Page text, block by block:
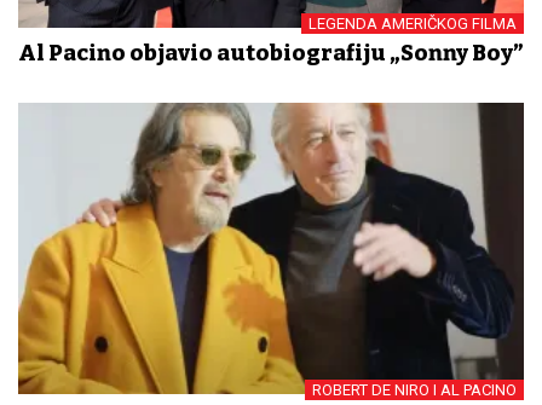
LEGENDA AMERIČKOG FILMA
Al Pacino objavio autobiografiju „Sonny Boy”
ROBERT DE NIRO I AL PACINO